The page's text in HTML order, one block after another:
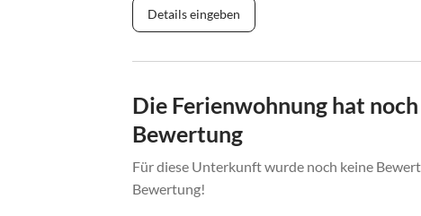
Details eingeben
Die Ferienwohnung hat
Bewertung
Für diese Unterkunft wurde noch keine
Bewertung!